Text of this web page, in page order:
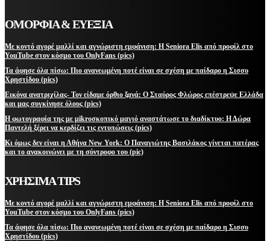
ΟΜΟΡΦΙΑ & ΕΥΕΞΙΑ
Με κοντό αγορέ μαλλί και αγνώριστη εμφάνιση: Η Seniora Elis από προφίλ στο
YouTube στον κόσμο του OnlyFans (pics)
Τα άφησε όλα πίσω: Πιο ανανεωμένη ποτέ είναι σε σχέση με παίδαρο η Σισσυ
Χρηστίδου (pics)
Εικόνα ανατριχίλας- Τον είδαμε όρθιο ξανά: Ο Σταύρος Φλώρος επέστρεψε Ελλάδα
και μας συγκίνησε όλους (pics)
Η φωτογραφία της με μikroσκοπικό μαγιό αναστάτωσε το διαδίκτυο: Η Δώρα
Παντελή ξέρει να κερδίζει τις εντυπώσεις (pics)
Κι όμως δεν είναι η Αθήνα New York: Ο Παναγιώτης Βασιλάκος γίνεται πατέρας
και το ανακοινώνει με τη σύντροφο του (pic)
ΧΡΗΣΙΜΑ TIPS
Με κοντό αγορέ μαλλί και αγνώριστη εμφάνιση: Η Seniora Elis από προφίλ στο
YouTube στον κόσμο του OnlyFans (pics)
Τα άφησε όλα πίσω: Πιο ανανεωμένη ποτέ είναι σε σχέση με παίδαρο η Σισσυ
Χρηστίδου (pics)